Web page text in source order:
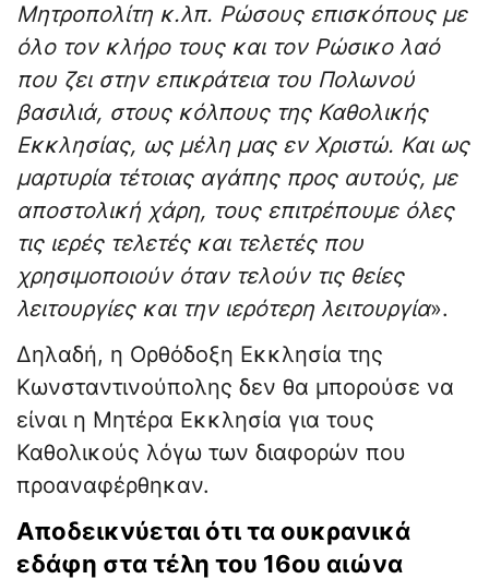
Μητροπολίτη κ.λπ. Ρώσους επισκόπους με
όλο τον κλήρο τους και τον Ρώσικο λαό
που ζει στην επικράτεια του Πολωνού
βασιλιά, στους κόλπους της Καθολικής
Εκκλησίας, ως μέλη μας εν Χριστώ. Και ως
μαρτυρία τέτοιας αγάπης προς αυτούς, με
αποστολική χάρη, τους επιτρέπουμε όλες
τις ιερές τελετές και τελετές που
χρησιμοποιούν όταν τελούν τις θείες
λειτουργίες και την ιερότερη λειτουργία».
Δηλαδή, η Ορθόδοξη Εκκλησία της
Κωνσταντινούπολης δεν θα μπορούσε να
είναι η Μητέρα Εκκλησία για τους
Καθολικούς λόγω των διαφορών που
προαναφέρθηκαν.
Αποδεικνύεται ότι τα ουκρανικά
εδάφη στα τέλη του 16ου αιώνα